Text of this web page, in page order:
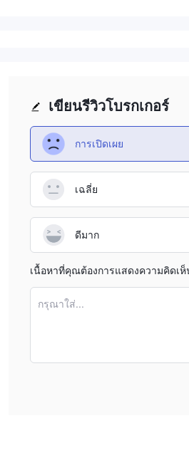
เขียนรีวิวโบรกเกอร์
การเปิดเผย
เฉลี่ย
ดีมาก
เนื้อหาที่คุณต้องการแสดงความคิดเ
กรุณาใส่...